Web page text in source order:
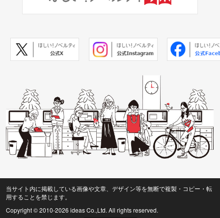
当サイト内に掲載している画像や文章、デザイン等を無断で複製・コピー・転
用することを禁じます。
Copyright © 2010-2026 ideas Co.,Ltd. All rights reserved.